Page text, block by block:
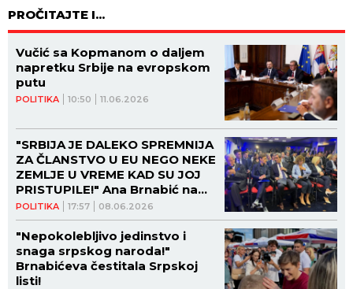
PROČITAJTE I...
POLITIKA 10:50 11.06.2026
Vučić sa Kopmanom o daljem
napretku Srbije na evropskom
putu
POLITIKA 17:57 08.06.2026
"SRBIJA JE DALEKO SPREMNIJA
ZA ČLANSTVO U EU NEGO NEKE
ZEMLJE U VREME KAD SU JOJ
PRISTUPILE!" Ana Brnabić na
panelu EPP u Sarajevu! (FOTO)
"Nepokolebljivo jedinstvo i
snaga srpskog naroda!"
Brnabićeva čestitala Srpskoj
listi!